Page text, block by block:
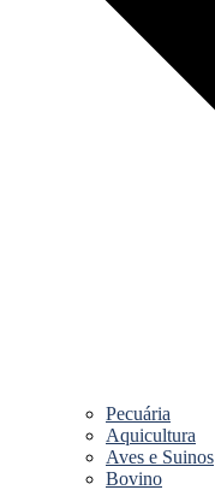
Pecuária
Aquicultura
Aves e Suinos
Bovino